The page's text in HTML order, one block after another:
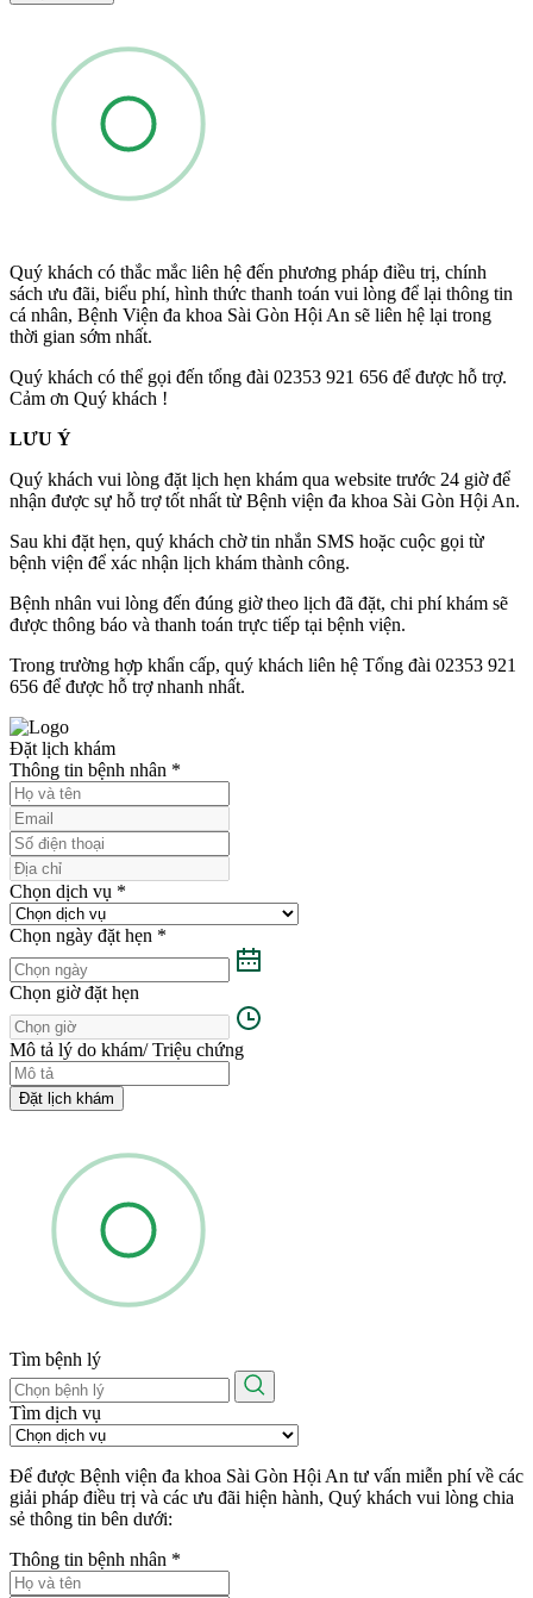
Quý khách có thắc mắc liên hệ đến phương pháp điều trị, chính
sách ưu đãi, biểu phí, hình thức thanh toán vui lòng để lại thông tin
cá nhân, Bệnh Viện đa khoa Sài Gòn Hội An sẽ liên hệ lại trong
thời gian sớm nhất.
Quý khách có thể gọi đến tổng đài 02353 921 656 để được hỗ trợ.
Cảm ơn Quý khách !
LƯU Ý
Quý khách vui lòng đặt lịch hẹn khám qua website trước 24 giờ để
nhận được sự hỗ trợ tốt nhất từ Bệnh viện đa khoa Sài Gòn Hội An.
Sau khi đặt hẹn, quý khách chờ tin nhắn SMS hoặc cuộc gọi từ
bệnh viện để xác nhận lịch khám thành công.
Bệnh nhân vui lòng đến đúng giờ theo lịch đã đặt, chi phí khám sẽ
được thông báo và thanh toán trực tiếp tại bệnh viện.
Trong trường hợp khẩn cấp, quý khách liên hệ Tổng đài 02353 921
656 để được hỗ trợ nhanh nhất.
Đặt lịch khám
Thông tin bệnh nhân *
Chọn dịch vụ *
Chọn ngày đặt hẹn *
Chọn giờ đặt hẹn
Mô tả lý do khám/ Triệu chứng
Đặt lịch khám
Tìm bệnh lý
Tìm dịch vụ
Để được Bệnh viện đa khoa Sài Gòn Hội An tư vấn miễn phí về các
giải pháp điều trị và các ưu đãi hiện hành, Quý khách vui lòng chia
sẻ thông tin bên dưới:
Thông tin bệnh nhân *